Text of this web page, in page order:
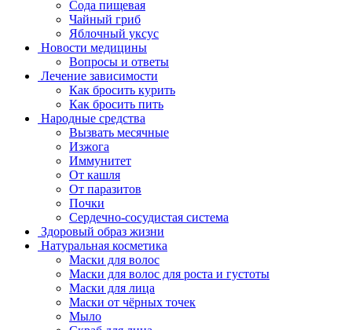
Сода пищевая
Чайный гриб
Яблочный уксус
Новости медицины
Вопросы и ответы
Лечение зависимости
Как бросить курить
Как бросить пить
Народные средства
Вызвать месячные
Изжога
Иммунитет
От кашля
От паразитов
Почки
Сердечно-сосудистая система
Здоровый образ жизни
Натуральная косметика
Маски для волос
Маски для волос для роста и густоты
Маски для лица
Маски от чёрных точек
Мыло